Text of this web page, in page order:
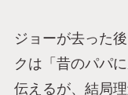
ジョーが去った
クは「昔のパパ
伝えるが、結局